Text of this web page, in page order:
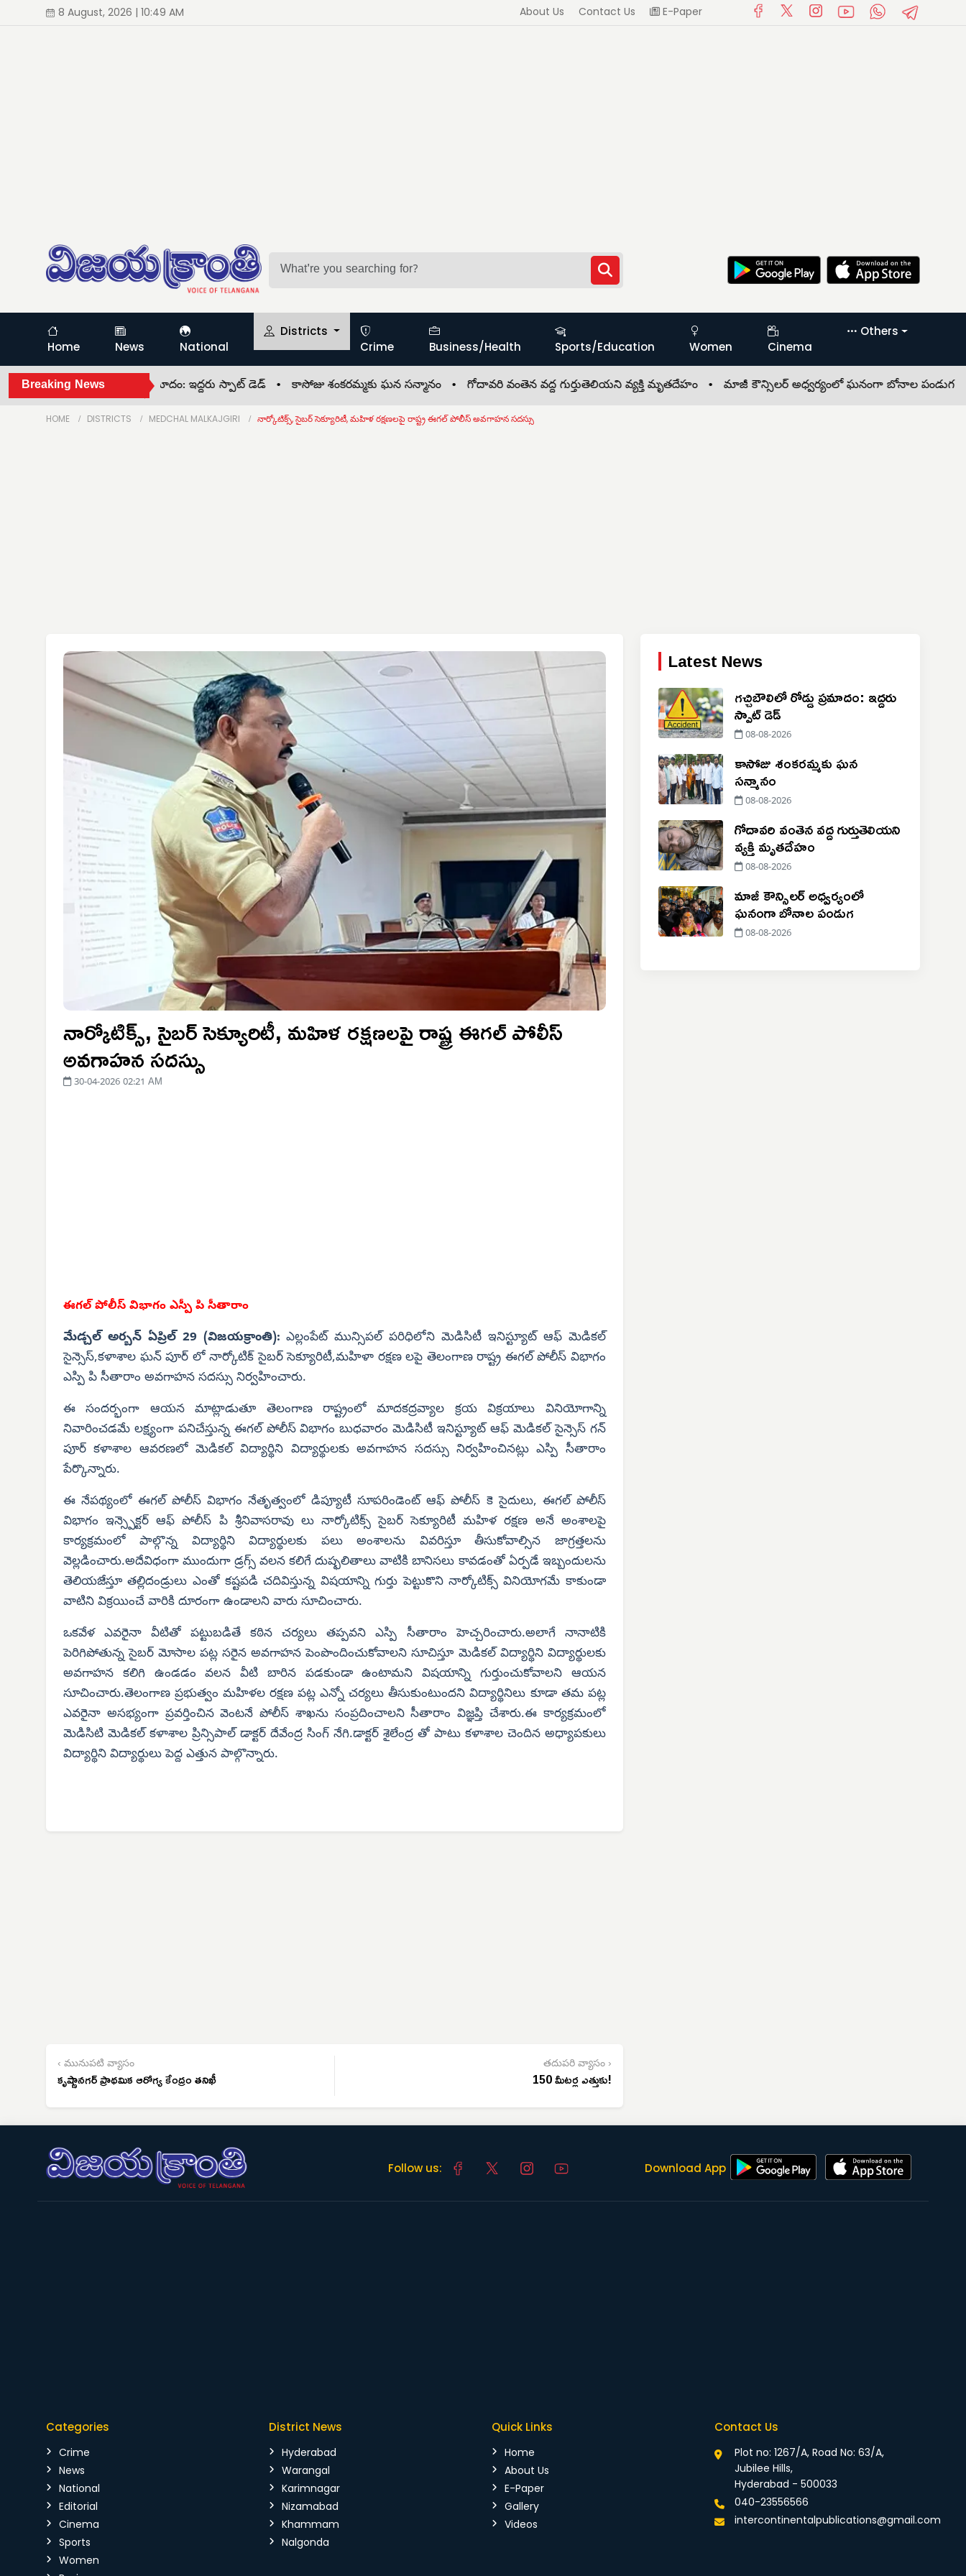
8 August, 2026 | 10:49 AM About Us Contact Us E-Paper
Home News National
Districts
Crime
Business/Health Sports/Education Women Cinema
Others
Breaking News
గచ్చిబౌలిలో రోడ్డు ప్రమాదం: ఇద్దరు స్పాట్ డెడ్ • కాసోజు శంకరమ్మకు ఘన సన్మానం •గోదావరి వంతెన వద్ద గుర్తుతెలియని వ్యక్తి మృతదేహం •మాజీ కౌన్సిలర్ అధ్వర్యంలో ఘనంగా బోనాల పండుగ •
HOME DISTRICTS MEDCHAL MALKAJGIRI నార్కోటిక్స్, సైబర్ సెక్యూరిటీ, మహిళ రక్షణలపై రాష్ట్ర ఈగల్ పోలీస్ అవగాహన సదస్సు
నార్కోటిక్స్, సైబర్ సెక్యూరిటీ, మహిళ రక్షణలపై రాష్ట్ర ఈగల్ పోలీస్
అవగాహన సదస్సు
30-04-2026 02:21 AM
ఈగల్ పోలీస్ విభాగం ఎస్పీ పి సీతారాం
మేడ్చల్ అర్బన్ ఏప్రిల్ 29 (విజయక్రాంతి):ఎల్లంపేట్ మున్సిపల్ పరిధిలోని మెడిసిటీ ఇనిస్ట్యూట్ ఆఫ్ మెడికల్
సైన్సెస్,కళాశాల ఘన్ పూర్ లో నార్కోటిక్ సైబర్ సెక్యూరిటీ,మహిళా రక్షణ లపై తెలంగాణ రాష్ట్ర ఈగల్ పోలీస్ విభాగం
ఎస్పి పి సీతారాం అవగాహన సదస్సు నిర్వహించారు.
ఈ సందర్భంగా ఆయన మాట్లాడుతూ తెలంగాణ రాష్ట్రంలో మాదకద్రవ్యాల క్రయ విక్రయాలు వినియోగాన్ని
నివారించడమే లక్ష్యంగా పనిచేస్తున్న ఈగల్ పోలీస్ విభాగం బుధవారం మెడిసిటీ ఇనిస్ట్యూట్ ఆఫ్ మెడికల్ సైన్సెస్ గన్
పూర్ కళాశాల ఆవరణలో మెడికల్ విద్యార్థిని విద్యార్థులకు అవగాహన సదస్సు నిర్వహించినట్లు ఎస్పి సీతారాం
పేర్కొన్నారు.
ఈ నేపథ్యంలో ఈగల్ పోలీస్ విభాగం నేతృత్వంలో డిప్యూటీ సూపరిండెంట్ ఆఫ్ పోలీస్ కె సైదులు, ఈగల్ పోలీస్
విభాగం ఇన్స్పెక్టర్ ఆఫ్ పోలీస్ పి శ్రీనివాసరావు లు నార్కోటిక్స్ సైబర్ సెక్యూరిటీ మహిళ రక్షణ అనే అంశాలపై
కార్యక్రమంలో పాల్గొన్న విద్యార్థిని విద్యార్థులకు పలు అంశాలను వివరిస్తూ తీసుకోవాల్సిన జాగ్రత్తలను
వెల్లడించారు.అదేవిధంగా ముందుగా డ్రగ్స్ వలన కలిగే దుష్ఫలితాలు వాటికి బానిసలు కావడంతో ఏర్పడే ఇబ్బందులను
తెలియజేస్తూ తల్లిదండ్రులు ఎంతో కష్టపడి చదివిస్తున్న విషయాన్ని గుర్తు పెట్టుకొని నార్కోటిక్స్ వినియోగమే కాకుండా
వాటిని విక్రయించే వారికి దూరంగా ఉండాలని వారు సూచించారు.
ఒకవేళ ఎవరైనా వీటితో పట్టుబడితే కఠిన చర్యలు తప్పవని ఎస్పి సీతారాం హెచ్చరించారు.అలాగే నానాటికి
పెరిగిపోతున్న సైబర్ మోసాల పట్ల సరైన అవగాహన పెంపొందించుకోవాలని సూచిస్తూ మెడికల్ విద్యార్థిని విద్యార్థులకు
అవగాహన కలిగి ఉండడం వలన వీటి బారిన పడకుండా ఉంటామని విషయాన్ని గుర్తుంచుకోవాలని ఆయన
సూచించారు.తెలంగాణ ప్రభుత్వం మహిళల రక్షణ పట్ల ఎన్నో చర్యలు తీసుకుంటుందని విద్యార్థినిలు కూడా తమ పట్ల
ఎవరైనా అసభ్యంగా ప్రవర్తించిన వెంటనే పోలీస్ శాఖను సంప్రదించాలని సీతారాం విజ్ఞప్తి చేశారు.ఈ కార్యక్రమంలో
మెడిసిటి మెడికల్ కళాశాల ప్రిన్సిపాల్ డాక్టర్ దేవేంద్ర సింగ్ నేగి.డాక్టర్ శైలేంద్ర తో పాటు కళాశాల చెందిన అధ్యాపకులు
విద్యార్థిని విద్యార్థులు పెద్ద ఎత్తున పాల్గొన్నారు.
‹ మునుపటి వ్యాసం
కృష్ణానగర్ ప్రాథమిక ఆరోగ్య కేంద్రం తనిఖీ
తదుపరి వ్యాసం ›
150 మీటర్ల ఎత్తుకు!
Latest News
గచ్చిబౌలిలో రోడ్డు ప్రమాదం: ఇద్దరు
స్పాట్ డెడ్
08-08-2026
కాసోజు శంకరమ్మకు ఘన
సన్మానం
08-08-2026
గోదావరి వంతెన వద్ద గుర్తుతెలియని
వ్యక్తి మృతదేహం
08-08-2026
మాజీ కౌన్సిలర్ అధ్వర్యంలో
ఘనంగా బోనాల పండుగ
08-08-2026
Follow us: Download App
Categories
Crime
News
National
Editorial
Cinema
Sports
Women
District News
Hyderabad
Warangal
Karimnagar
Nizamabad
Khammam
Nalgonda
Quick Links
Home
About Us
E-Paper
Gallery
Videos
Contact Us
Plot no: 1267/A, Road No: 63/A,
Jubilee Hills,
Hyderabad - 500033
040-23556566
intercontinentalpublications@gmail.com